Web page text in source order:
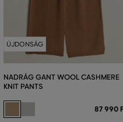
ÚJDONSÁG
NADRÁG GANT WOOL CASHMERE
KNIT PANTS
87 990